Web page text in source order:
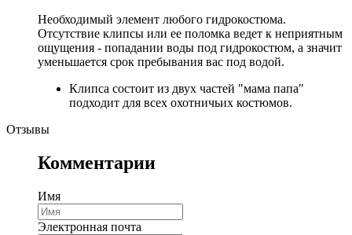
Необходимый элемент любого гидрокостюма.
Отсутствие клипсы или ее поломка ведет к неприятным
ощущения - попадании воды под гидрокостюм, а значит
уменьшается срок пребывания вас под водой.
Клипса состоит из двух частей "мама папа"
подходит для всех охотничьих костюмов.
Отзывы
Комментарии
Имя
Электронная почта